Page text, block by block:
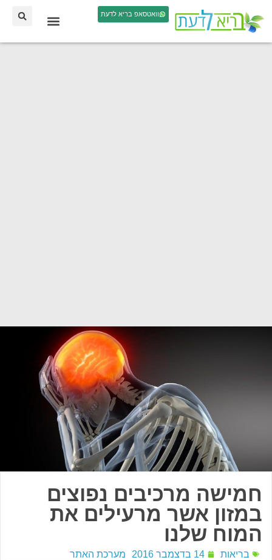
וואטסאפ בריא לדעת
חמישה מרכיבים נפוצים
במזון אשר מרעילים את
המוח שלנו
בריאות 14 בדצמבר 2016 מערכת האתר